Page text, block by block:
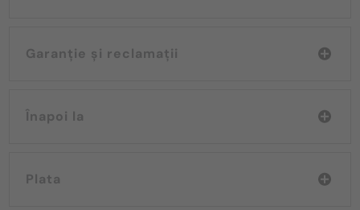
Garanție și reclamații
Înapoi la
Plata